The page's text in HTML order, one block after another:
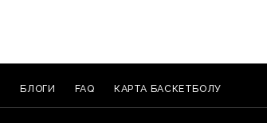
БЛОГИ FAQ КАРТА БАСКЕТБОЛУ